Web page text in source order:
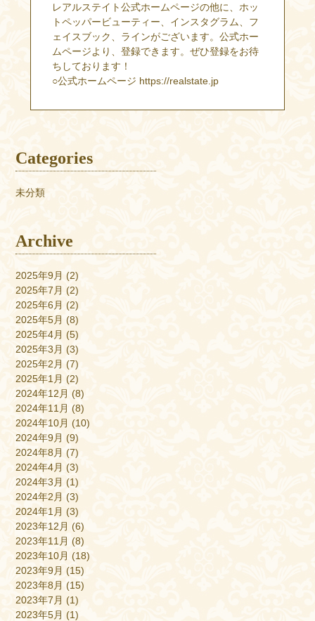
レアルステイト公式ホームページの他に、ホッ
トペッパービューティー、インスタグラム、フ
ェイスブック、ラインがございます。公式ホー
ムページより、登録できます。ぜひ登録をお待
ちしております！
○公式ホームページ https://realstate.jp
Categories
未分類
Archive
2025年9月 (2)
2025年7月 (2)
2025年6月 (2)
2025年5月 (8)
2025年4月 (5)
2025年3月 (3)
2025年2月 (7)
2025年1月 (2)
2024年12月 (8)
2024年11月 (8)
2024年10月 (10)
2024年9月 (9)
2024年8月 (7)
2024年4月 (3)
2024年3月 (1)
2024年2月 (3)
2024年1月 (3)
2023年12月 (6)
2023年11月 (8)
2023年10月 (18)
2023年9月 (15)
2023年8月 (15)
2023年7月 (1)
2023年5月 (1)